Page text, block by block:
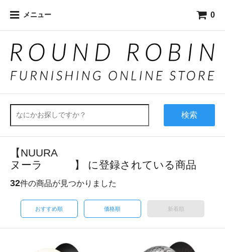
メニュー 0
検索
【NUURA
ヌーラ 】 に登録されている商品
32件の商品が見つかりました
おすすめ順 価格順 新着順